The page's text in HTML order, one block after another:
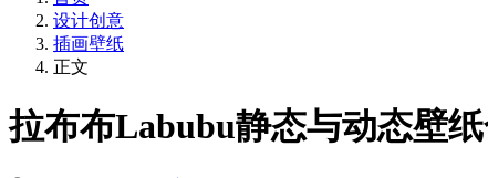
设计创意
插画壁纸
正文
拉布布Labubu静态与动态壁纸